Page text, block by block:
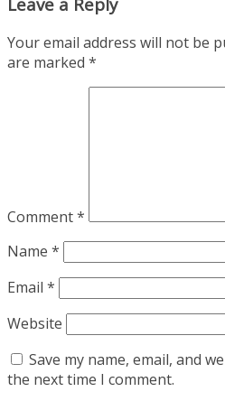
Your email address will not be
are marked *
Comment*
Name *
Email *
Website
Save my name, email, and
the next time I comment.